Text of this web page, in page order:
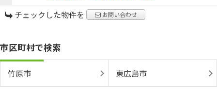
チェックした物件を お問い合わせ
市区町村で検索
竹原市 東広島市